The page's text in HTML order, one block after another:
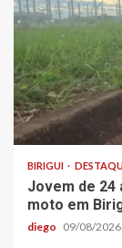
BIRIGUI
Jovem de 24
moto em
diego 09/08/2026